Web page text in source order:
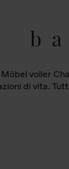
voller
di vita.